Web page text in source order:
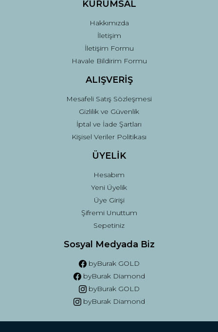
Gönder
KURUMSAL
Hakkımızda
İletişim
İletişim Formu
Havale Bildirim Formu
ALIŞVERİŞ
Mesafeli Satış Sözleşmesi
Gizlilik ve Güvenlik
İptal ve İade Şartları
Kişisel Veriler Politikası
ÜYELİK
Hesabım
Yeni Üyelik
Üye Girişi
Şifremi Unuttum
Sepetiniz
Sosyal Medyada Biz
byBurak GOLD
byBurak Diamond
byBurak GOLD
byBurak Diamond